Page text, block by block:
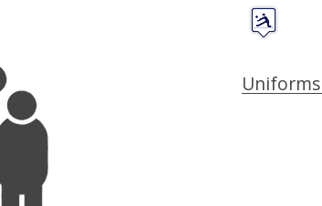
Uniforms